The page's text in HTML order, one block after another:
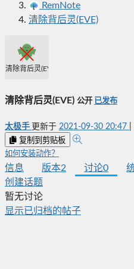
RemNote
清除背后灵(EVE)
清除背后灵(EVE)
清除背后灵(EVE) 公开 已发布
太极手 更新于 2021-09-30 20:47
复制到剪贴板
如何安装动作？
信息 版本2 讨论0
创建话题
暂无讨论
显示已归档的帖子